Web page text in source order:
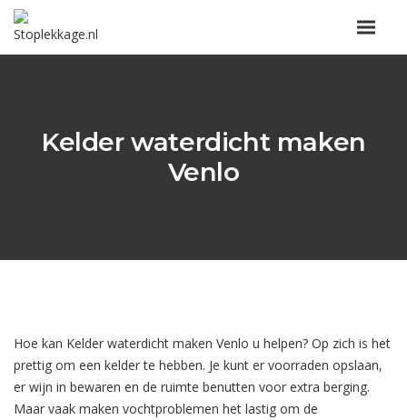
Kelder waterdicht maken
Venlo
Hoe kan Kelder waterdicht maken Venlo u helpen? Op zich is het
prettig om een kelder te hebben. Je kunt er voorraden opslaan,
er wijn in bewaren en de ruimte benutten voor extra berging.
Maar vaak maken vochtproblemen het lastig om de